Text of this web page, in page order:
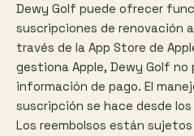
Dewy Golf puede ofrecer
suscripciones de renovación
través de la App Store de
gestiona Apple, Dewy Golf no
información de pago. El
suscripción se hace desde
Los reembolsos están